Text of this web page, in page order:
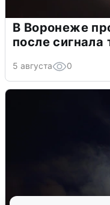
В Воронеже
после сигнала
5 августа 0